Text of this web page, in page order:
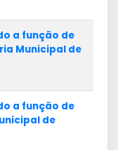
a função de
Municipal de
a função de
de